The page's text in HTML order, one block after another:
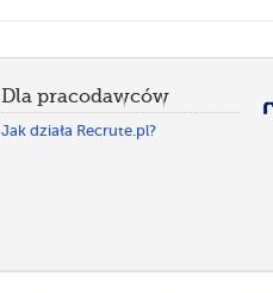
Dla pracodawców
Jak działa Recrute.pl?